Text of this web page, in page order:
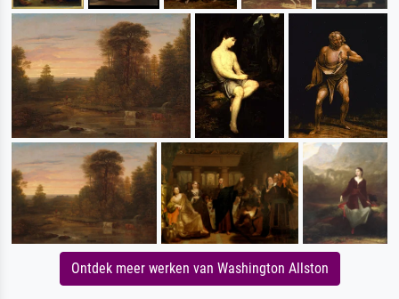
Ontdek meer werken van Washington Allston